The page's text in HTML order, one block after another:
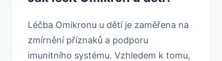
Léčba Omikronu u dětí je zaměřena na
zmírnění příznaků a podporu
imunitního systému. Vzhledem k tomu,